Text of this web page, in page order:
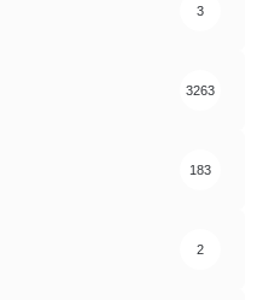
3
3263
183
2